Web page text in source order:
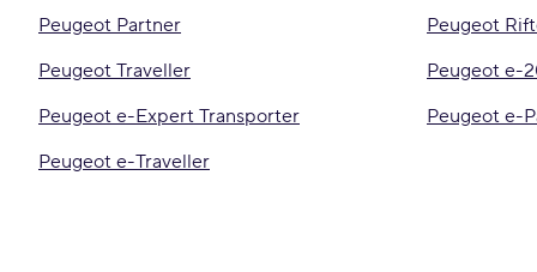
Peugeot Partner
Peugeot
Peugeot Traveller
Peugeot e-
Peugeot e-Expert Transporter
Peugeot e-
Peugeot e-Traveller